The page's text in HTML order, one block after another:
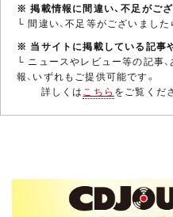
※ 掲載情報に間違い、不足がご
└ 間違い、不足等がございました
※ 当サイトに掲載している記事
└ ニュースやレビュー等の記事
報、いずれもご提供可能です。
詳しくはこちら をご覧くだ